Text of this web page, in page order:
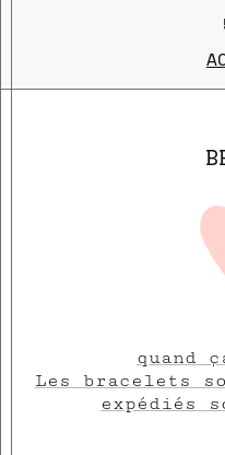
quand
Les bracelets
expédiés